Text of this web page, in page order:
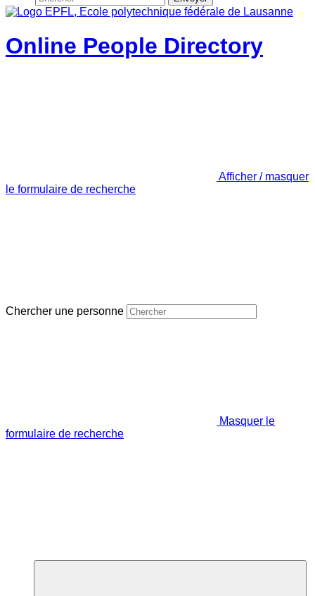
Online People Directory
Afficher / masquer
le formulaire de recherche
Chercher une personne
Masquer le
formulaire de recherche